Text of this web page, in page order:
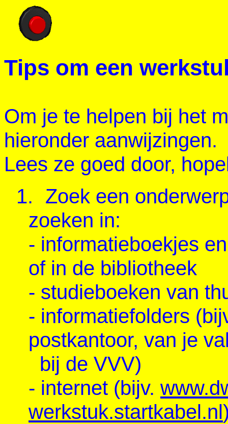
Tips om een
Om je te helpen bij het
hieronder aanwijzingen.
Lees ze goed door,
1.
Zoek een
zoeken in:
- informatieboekjes
of in de bibliotheek
- studieboeken van
- informatiefolders
postkantoor, van je
bij de VVV)
- internet (bijv.
werkstuk.startkabel.nl